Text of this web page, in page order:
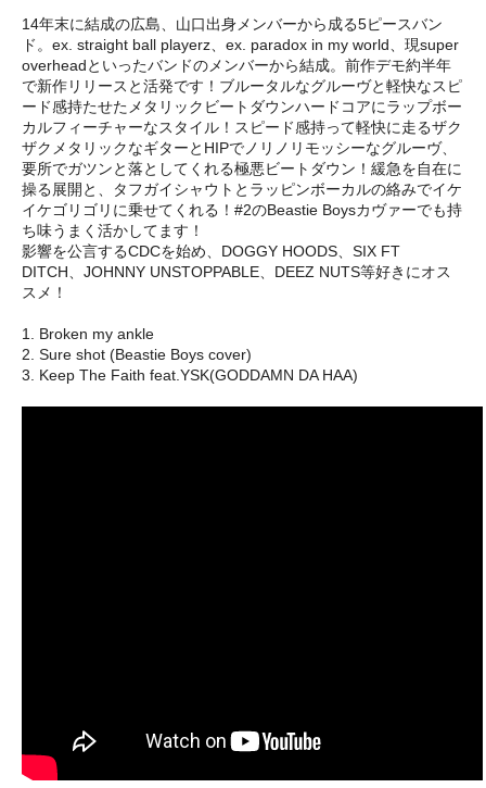
14年末に結成の広島、山口出身メンバーから成る5ピースバン
ド。ex. straight ball playerz、ex. paradox in my world、現super
overheadといったバンドのメンバーから結成。前作デモ約半年
で新作リリースと活発です！ブルータルなグルーヴと軽快なスピ
ード感持たせたメタリックビートダウンハードコアにラップボー
カルフィーチャーなスタイル！スピード感持って軽快に走るザク
ザクメタリックなギターとHIPでノリノリモッシーなグルーヴ、
要所でガツンと落としてくれる極悪ビートダウン！緩急を自在に
操る展開と、タフガイシャウトとラッピンボーカルの絡みでイケ
イケゴリゴリに乗せてくれる！#2のBeastie Boysカヴァーでも持
ち味うまく活かしてます！
影響を公言するCDCを始め、DOGGY HOODS、SIX FT
DITCH、JOHNNY UNSTOPPABLE、DEEZ NUTS等好きにオス
スメ！
1. Broken my ankle
2. Sure shot (Beastie Boys cover)
3. Keep The Faith feat.YSK(GODDAMN DA HAA)